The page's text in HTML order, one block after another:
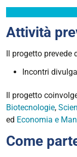
Attività
Il progetto prevede
Incontri
Il progetto
Biotecnologie,
ed Economia e
Come